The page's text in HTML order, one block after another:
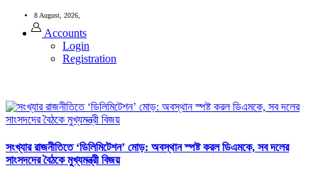
8 August, 2026,
Accounts
Login
Registration
সংখ্যার রাজনীতিতে ‘ডিলিমিটেশন’ মোড়: অবস্থান স্পষ্ট করল ডিএমকে, সব দলের
সাংসদদের বৈঠকে মুখ্যমন্ত্রী বিজয়